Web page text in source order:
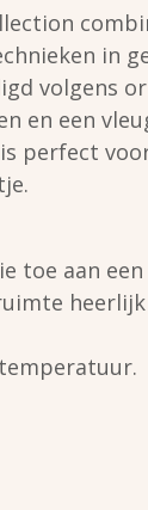
in
volgens
en een
perfect
toe aan